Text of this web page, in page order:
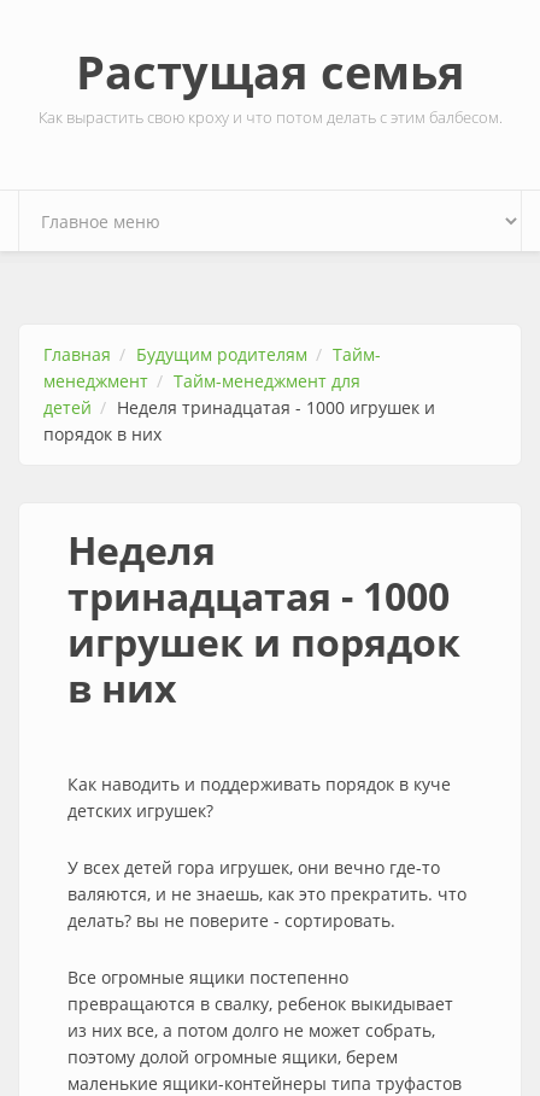
Растущая семья
Как вырастить свою кроху и что потом делать с этим балбесом.
Главная Будущим родителям
Тайм-
менеджмент
Тайм-менеджмент для
детей
Неделя тринадцатая - 1000 игрушек и
порядок в них
Неделя
тринадцатая - 1000
игрушек и порядок
в них
Как наводить и поддерживать порядок в куче
детских игрушек?
У всех детей гора игрушек, они вечно где-то
валяются, и не знаешь, как это прекратить. что
делать? вы не поверите - сортировать.
Все огромные ящики постепенно
превращаются в свалку, ребенок выкидывает
из них все, а потом долго не может собрать,
поэтому долой огромные ящики, берем
маленькие ящики-контейнеры типа труфастов